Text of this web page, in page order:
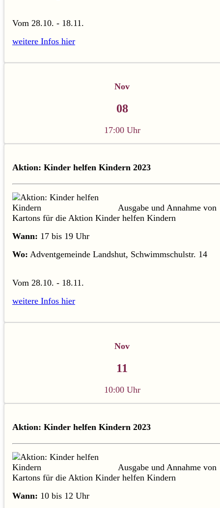
Vom 28.10. - 18.11.
weitere Infos hier
Nov
08
17:00 Uhr
Aktion: Kinder helfen Kindern 2023
Ausgabe und Annahme von
Kartons für die Aktion Kinder helfen Kindern
Wann: 17 bis 19 Uhr
Wo: Adventgemeinde Landshut, Schwimmschulstr. 14
Vom 28.10. - 18.11.
weitere Infos hier
Nov
11
10:00 Uhr
Aktion: Kinder helfen Kindern 2023
Ausgabe und Annahme von
Kartons für die Aktion Kinder helfen Kindern
Wann: 10 bis 12 Uhr